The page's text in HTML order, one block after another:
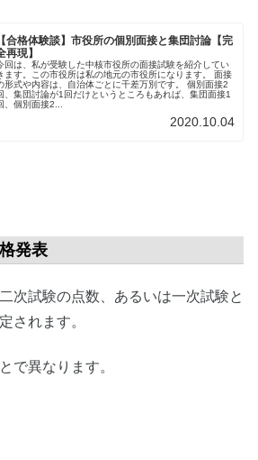
【合格体験談】市役所の個別面接と集団討論【完
再現】
回は、私が受験した中核市役所の面接試験を紹介してい
ます。この市役所は私の地元の市役所になります。 面接
形式や内容は、自治体ごとに千差万別です。 個別面接2
、集団討論が1回だけというところもあれば、集団面接1
、個別面接2...
2020.10.04
発表
次試験の点数、あるいは一次試験と
されます。
で異なります。